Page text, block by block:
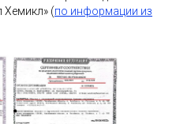
Хемикл» (по информации из